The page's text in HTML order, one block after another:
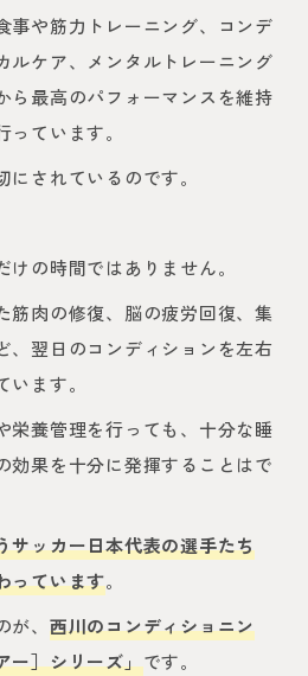
事や筋力トレーニング、コンデ
ルケア、メンタルトレーニング
ら最高のパフォーマンスを維持
ています。
されているのです。
の時間ではありません。
筋肉の修復、脳の疲労回復、集
、翌日のコンディションを左右
ます。
栄養管理を行っても、十分な睡
効果を十分に発揮することはで
サッカー日本代表の選手たち
っています。
、 西川のコンディショニン
ー］シリーズ」です。